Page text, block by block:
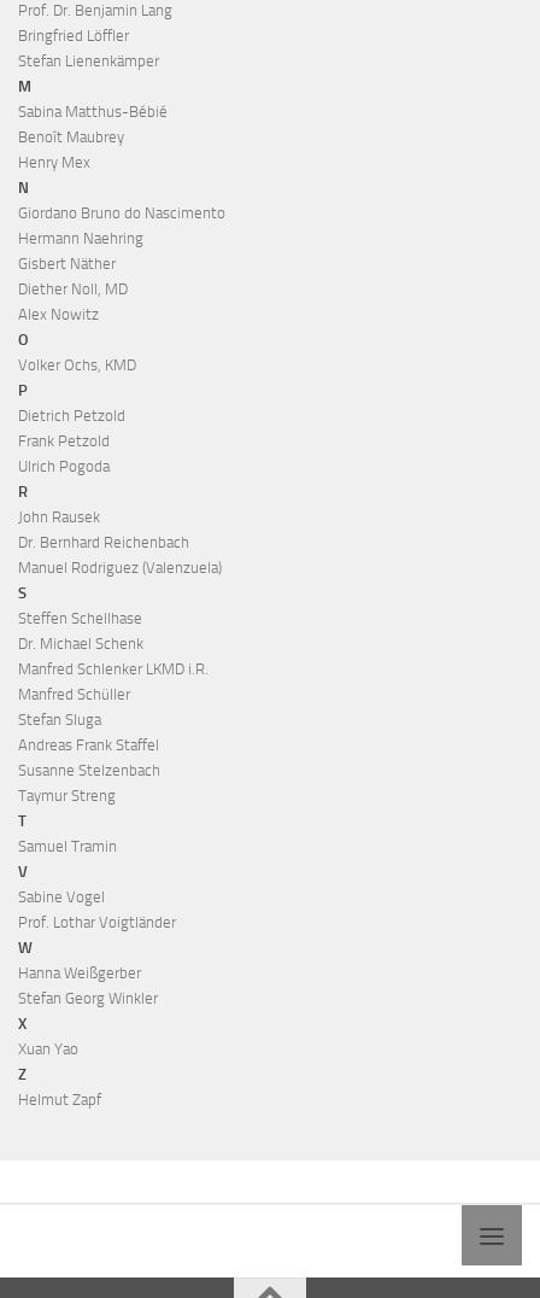
Prof. Dr. Benjamin Lang
Bringfried Löffler
Stefan Lienenkämper
M
Sabina Matthus-Bébié
Benoît Maubrey
Henry Mex
N
Giordano Bruno do Nascimento
Hermann Naehring
Gisbert Näther
Diether Noll, MD
Alex Nowitz
O
Volker Ochs, KMD
P
Dietrich Petzold
Frank Petzold
Ulrich Pogoda
R
John Rausek
Dr. Bernhard Reichenbach
Manuel Rodriguez (Valenzuela)
S
Steffen Schellhase
Dr. Michael Schenk
Manfred Schlenker LKMD i.R.
Manfred Schüller
Stefan Sluga
Andreas Frank Staffel
Susanne Stelzenbach
Taymur Streng
T
Samuel Tramin
V
Sabine Vogel
Prof. Lothar Voigtländer
W
Hanna Weißgerber
Stefan Georg Winkler
X
Xuan Yao
Z
Helmut Zapf